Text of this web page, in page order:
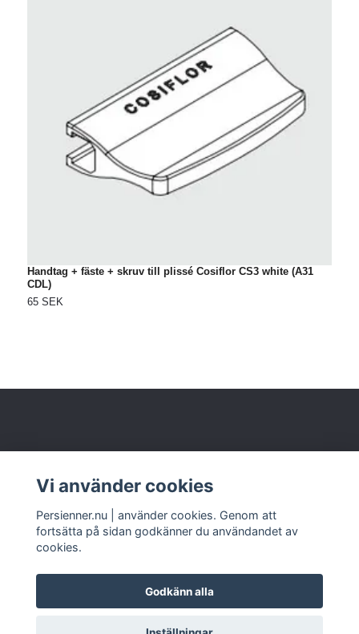
Handtag + fäste + skruv till plissé Cosiflor CS3 white (A31
CDL)
65 SEK
Kundtjänst
© 2026 www.persienner.nu
Vi använder cookies
Persienner.nu | använder cookies. Genom att
fortsätta på sidan godkänner du användandet av
cookies.
Godkänn alla